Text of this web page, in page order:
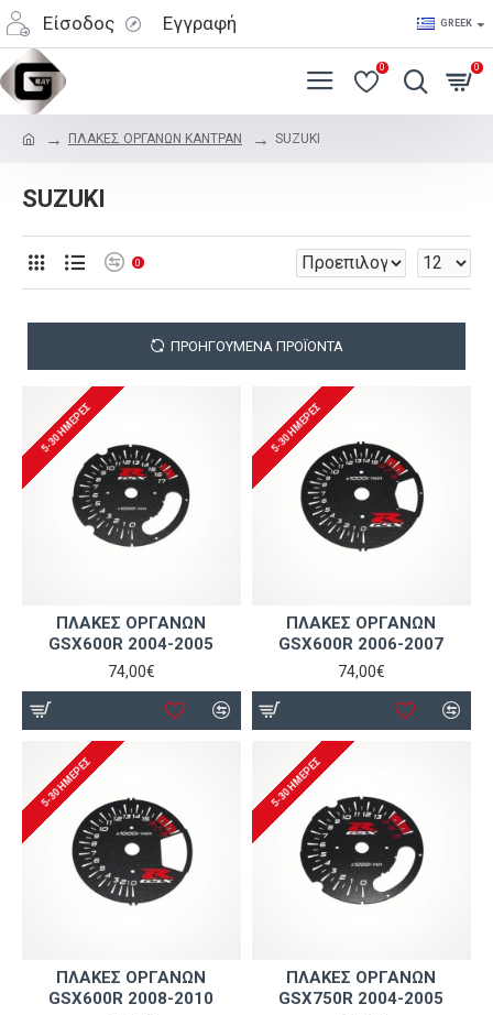
Είσοδος Εγγραφή GREEK
0 0
ΠΛΑΚΕΣ ΟΡΓΑΝΩΝ ΚΑΝΤΡΑΝ SUZUKI
SUZUKI
0
ΠΡΟΗΓΟΎΜΕΝΑ ΠΡΟΪΌΝΤΑ
5-30 ΗΜΈΡΕΣ
ΠΛΑΚΕΣ ΟΡΓΑΝΩΝ
GSX600R 2004-2005
74,00€
5-30 ΗΜΈΡΕΣ
ΠΛΑΚΕΣ ΟΡΓΑΝΩΝ
GSX600R 2006-2007
74,00€
5-30 ΗΜΈΡΕΣ
ΠΛΑΚΕΣ ΟΡΓΑΝΩΝ
GSX600R 2008-2010
5-30 ΗΜΈΡΕΣ
ΠΛΑΚΕΣ ΟΡΓΑΝΩΝ
GSX750R 2004-2005